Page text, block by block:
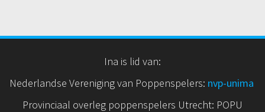
Ina is lid van:
Nederlandse Vereniging van Poppenspelers: nvp-unima
Provinciaal overleg poppenspelers Utrecht: POPU